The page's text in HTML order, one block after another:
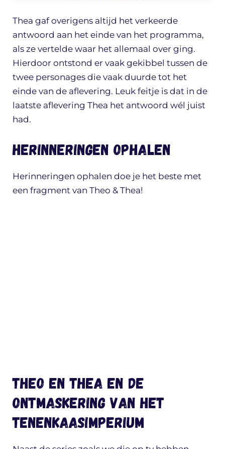
Thea gaf overigens altijd het verkeerde
antwoord aan het einde van het programma,
als ze vertelde waar het allemaal over ging.
Hierdoor ontstond er vaak gekibbel tussen de
twee personages die vaak duurde tot het
einde van de aflevering. Leuk feitje is dat in de
laatste aflevering Thea het antwoord wél juist
had.
Herinneringen ophalen
Herinneringen ophalen doe je het beste met
een fragment van Theo & Thea!
Theo en Thea en de
Ontmaskering van het
Tenenkaasimperium